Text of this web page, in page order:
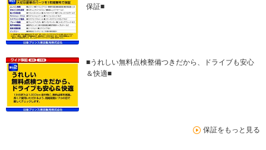
保証■
■うれしい無料点検整備つきだから、ドライブも安心
＆快適■
保証をもっと見る